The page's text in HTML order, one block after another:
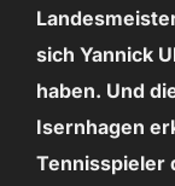
sich Yannick
haben. Und
Isernhagen
Tennisspieler